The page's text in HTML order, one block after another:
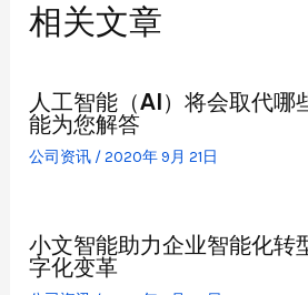
相关文章
人工智能（AI）将会取代哪
能为您解答
公司资讯 /2020年 9月 21日
小文智能助力企业智能化转
字化变革